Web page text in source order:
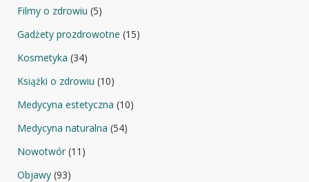
Filmy o zdrowiu (5)
Gadżety prozdrowotne (15)
Kosmetyka (34)
Książki o zdrowiu (10)
Medycyna estetyczna (10)
Medycyna naturalna (54)
Nowotwór(11)
Objawy (93)